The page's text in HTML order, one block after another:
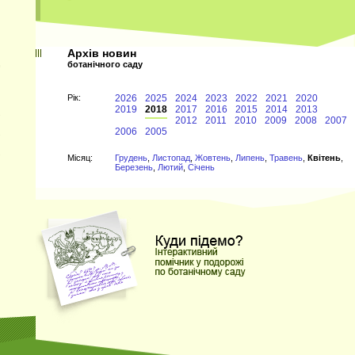
Архів новин
ботанічного саду
Рiк: 2026 2025 2024 2023 2022 2021
2020
2019
2018 2017 2016 2015 2014
2013
2012
2011 2010 2009 2008
2007
2006
2005
Мiсяц: Грудень Листопад Жовтень Липень Травень Квітень
Березень Лютий Січень